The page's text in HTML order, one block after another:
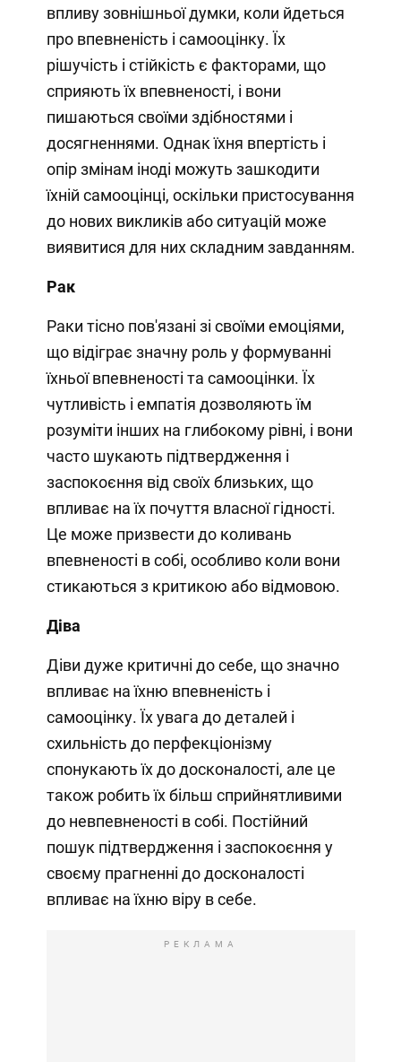
впливу зовнішньої думки, коли йдеться
про впевненість і самооцінку. Їх
рішучість і стійкість є факторами, що
сприяють їх впевненості, і вони
пишаються своїми здібностями і
досягненнями. Однак їхня впертість і
опір змінам іноді можуть зашкодити
їхній самооцінці, оскільки пристосування
до нових викликів або ситуацій може
виявитися для них складним завданням.
Рак
Раки тісно пов'язані зі своїми емоціями,
що відіграє значну роль у формуванні
їхньої впевненості та самооцінки. Їх
чутливість і емпатія дозволяють їм
розуміти інших на глибокому рівні, і вони
часто шукають підтвердження і
заспокоєння від своїх близьких, що
впливає на їх почуття власної гідності.
Це може призвести до коливань
впевненості в собі, особливо коли вони
стикаються з критикою або відмовою.
Діва
Діви дуже критичні до себе, що значно
впливає на їхню впевненість і
самооцінку. Їх увага до деталей і
схильність до перфекціонізму
спонукають їх до досконалості, але це
також робить їх більш сприйнятливими
до невпевненості в собі. Постійний
пошук підтвердження і заспокоєння у
своєму прагненні до досконалості
впливає на їхню віру в себе.
РЕКЛАМА